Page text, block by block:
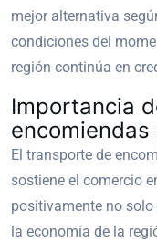
mejor alternativa
condiciones del
región continúa en
Importancia
El transporte de
sostiene el comercio
positivamente no
la economía de la